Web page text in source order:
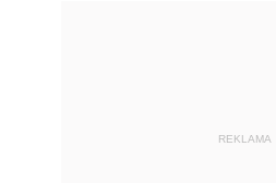
REKLAMA